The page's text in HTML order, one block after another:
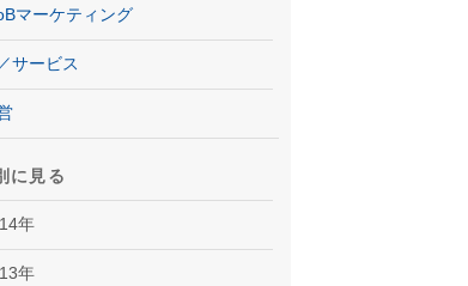
マーケティング
サービス
に見る
年
年